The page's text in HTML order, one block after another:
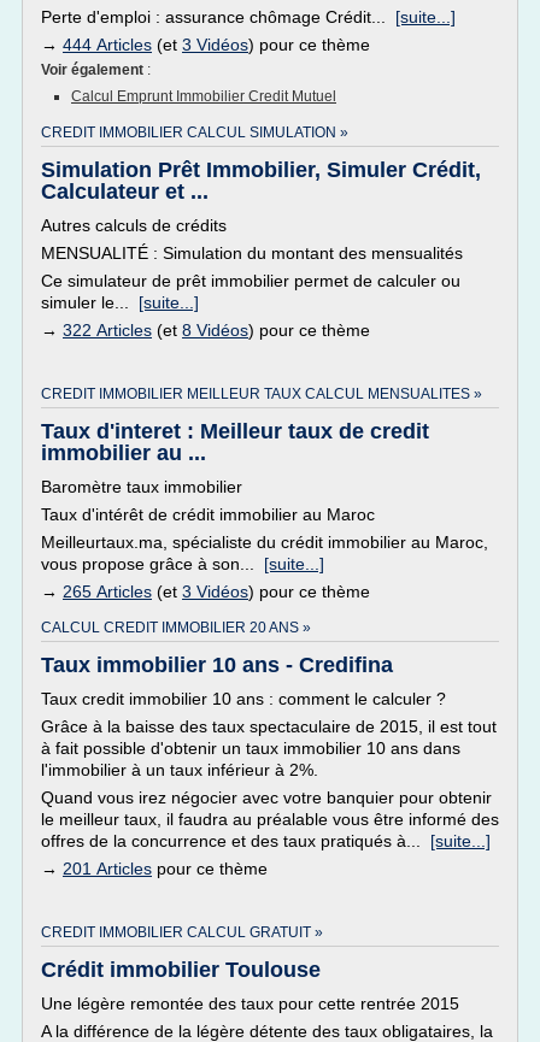
Perte d'emploi : assurance chômage Crédit... [suite...]
→ 444 Articles (et 3 Vidéos) pour ce thème
Voir également :
Calcul Emprunt Immobilier Credit Mutuel
CREDIT IMMOBILIER CALCUL SIMULATION »
Simulation Prêt Immobilier, Simuler Crédit,
Calculateur et ...
Autres calculs de crédits
MENSUALITÉ : Simulation du montant des mensualités
Ce simulateur de prêt immobilier permet de calculer ou
simuler le... [suite...]
→ 322 Articles (et 8 Vidéos) pour ce thème
CREDIT IMMOBILIER MEILLEUR TAUX CALCUL MENSUALITES »
Taux d'interet : Meilleur taux de credit
immobilier au ...
Baromètre taux immobilier
Taux d'intérêt de crédit immobilier au Maroc
Meilleurtaux.ma, spécialiste du crédit immobilier au Maroc,
vous propose grâce à son... [suite...]
→ 265 Articles (et 3 Vidéos) pour ce thème
CALCUL CREDIT IMMOBILIER 20 ANS »
Taux immobilier 10 ans - Credifina
Taux credit immobilier 10 ans : comment le calculer ?
Grâce à la baisse des taux spectaculaire de 2015, il est tout
à fait possible d'obtenir un taux immobilier 10 ans dans
l'immobilier à un taux inférieur à 2%.
Quand vous irez négocier avec votre banquier pour obtenir
le meilleur taux, il faudra au préalable vous être informé des
offres de la concurrence et des taux pratiqués à... [suite...]
→ 201 Articles pour ce thème
CREDIT IMMOBILIER CALCUL GRATUIT »
Crédit immobilier Toulouse
Une légère remontée des taux pour cette rentrée 2015
A la différence de la légère détente des taux obligataires, la